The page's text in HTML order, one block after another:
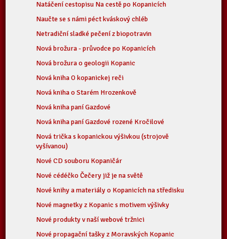
Natáčení cestopisu Na cestě po Kopanicích
Naučte se s námi péct kváskový chléb
Netradiční sladké pečení z biopotravin
Nová brožura - průvodce po Kopanicích
Nová brožura o geologii Kopanic
Nová kniha O kopanickej reči
Nová kniha o Starém Hrozenkově
Nová kniha paní Gazdové
Nová kniha paní Gazdové rozené Kročilové
Nová trička s kopanickou výšivkou (strojově
vyšívanou)
Nové CD souboru Kopaničár
Nové cédéčko Čečery již je na světě
Nové knihy a materiály o Kopanicích na středisku
Nové magnetky z Kopanic s motivem výšivky
Nové produkty v naší webové tržnici
Nové propagační tašky z Moravských Kopanic